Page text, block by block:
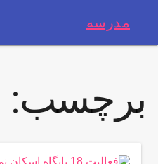
مدرسه
برچسب: